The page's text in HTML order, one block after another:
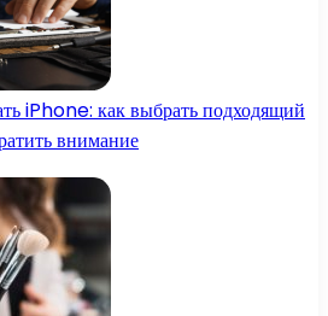
iPhone: как выбрать подходящий
внимание